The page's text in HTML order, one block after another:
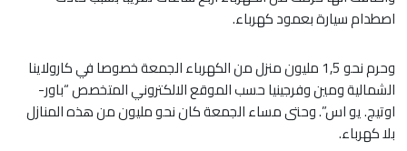
اصطدام سيارة بعمود كهرباء.
وحرم نحو 1,5 مليون منزل من الكهرباء الجمعة خصوصا في كارولاينا
الشمالية ومين وفرجينيا حسب الموقع الالكتروني المتخصص “باور-
اوتيج. يو اس”. وحتى مساء الجمعة كان نحو مليون من هذه المنازل
بلا كهرباء.